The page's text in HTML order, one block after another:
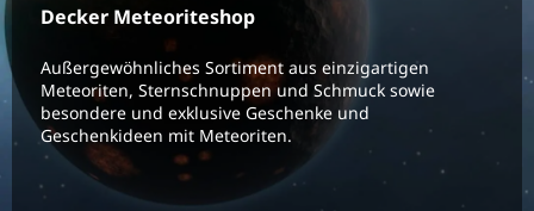
Decker Meteoriteshop
Außergewöhnliches Sortiment aus einzigartigen
Meteoriten, Sternschnuppen und Schmuck sowie
besondere und exklusive Geschenke und
Geschenkideen mit Meteoriten.